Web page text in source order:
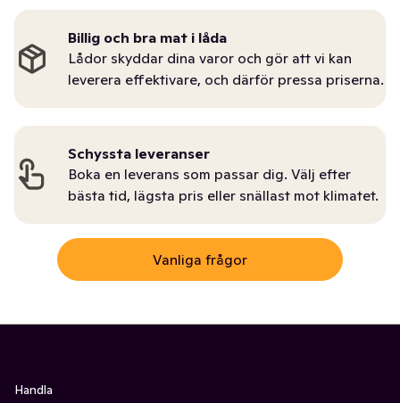
Billig och bra mat i låda
Lådor skyddar dina varor och gör att vi kan
leverera effektivare, och därför pressa priserna.
Schyssta leveranser
Boka en leverans som passar dig. Välj efter
bästa tid, lägsta pris eller snällast mot klimatet.
Vanliga frågor
Handla